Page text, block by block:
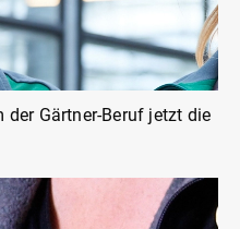
der Gärtner-Beruf jetzt die